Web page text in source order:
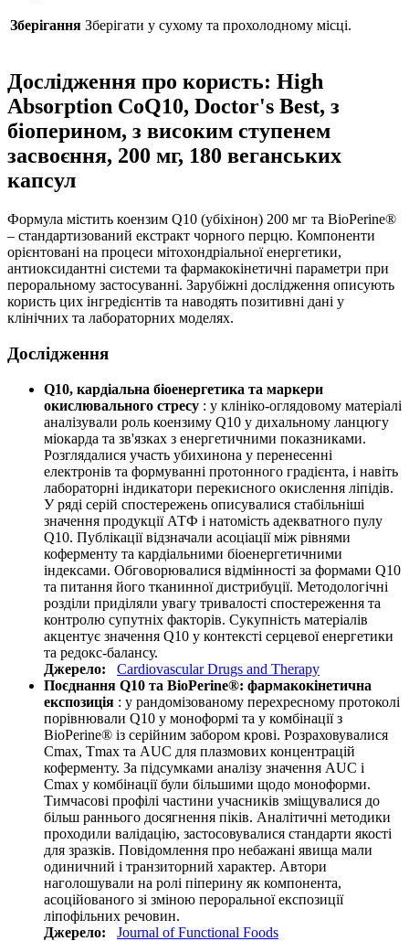
Зберігання Зберігати у сухому та прохолодному місці.
Дослідження про користь: High
Absorption CoQ10, Doctor's Best, з
біоперином, з високим ступенем
засвоєння, 200 мг, 180 веганських
капсул
Формула містить коензим Q10 (убіхінон) 200 мг та BioPerine®
– стандартизований екстракт чорного перцю. Компоненти
орієнтовані на процеси мітохондріальної енергетики,
антиоксидантні системи та фармакокінетичні параметри при
пероральному застосуванні. Зарубіжні дослідження описують
користь цих інгредієнтів та наводять позитивні дані у
клінічних та лабораторних моделях.
Дослідження
Q10, кардіальна біоенергетика та маркери
окислювального стресу : у клініко-оглядовому матеріалі
аналізували роль коензиму Q10 у дихальному ланцюгу
міокарда та зв'язках з енергетичними показниками.
Розглядалися участь убихинона у перенесенні
електронів та формуванні протонного градієнта, і навіть
лабораторні індикатори перекисного окислення ліпідів.
У ряді серій спостережень описувалися стабільніші
значення продукції АТФ і натомість адекватного пулу
Q10. Публікації відзначали асоціації між рівнями
коферменту та кардіальними біоенергетичними
індексами. Обговорювалися відмінності за формами Q10
та питання його тканинної дистрибуції. Методологічні
розділи приділяли увагу тривалості спостереження та
контролю супутніх факторів. Сукупність матеріалів
акцентує значення Q10 у контексті серцевої енергетики
та редокс-балансу.
Джерело:
Cardiovascular Drugs and Therapy
Поєднання Q10 та BioPerine®: фармакокінетична
експозиція : у рандомізованому перехресному протоколі
порівнювали Q10 у моноформі та у комбінації з
BioPerine® із серійним забором крові. Розраховувалися
Cmax, Tmax та AUC для плазмових концентрацій
коферменту. За підсумками аналізу значення AUC і
Cmax у комбінації були більшими щодо моноформи.
Тимчасові профілі частини учасників зміщувалися до
більш раннього досягнення піків. Аналітичні методики
проходили валідацію, застосовувалися стандарти якості
для зразків. Повідомлення про небажані явища мали
одиничний і транзиторний характер. Автори
наголошували на ролі піперину як компонента,
асоційованого зі зміною пероральної експозиції
ліпофільних речовин.
Джерело:
Journal of Functional Foods